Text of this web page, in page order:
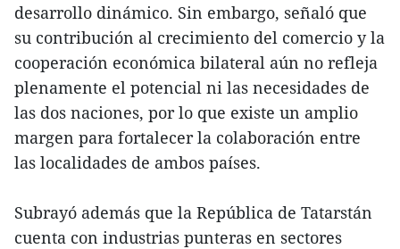
desarrollo dinámico. Sin embargo, señaló que
su contribución al crecimiento del comercio y la
cooperación económica bilateral aún no refleja
plenamente el potencial ni las necesidades de
las dos naciones, por lo que existe un amplio
margen para fortalecer la colaboración entre
las localidades de ambos países.
Subrayó además que la República de Tatarstán
cuenta con industrias punteras en sectores